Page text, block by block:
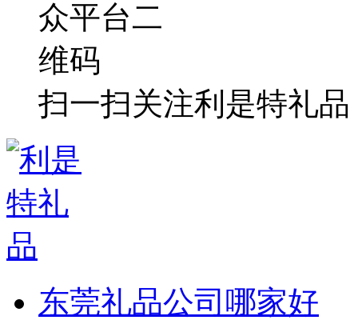
扫一扫关注利是特礼品
东莞礼品公司哪家好